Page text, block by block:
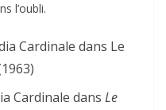
l’oubli.
Cardinale dans Le